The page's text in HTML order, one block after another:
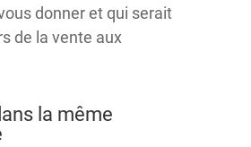
donner et qui serait
de la vente aux
la même